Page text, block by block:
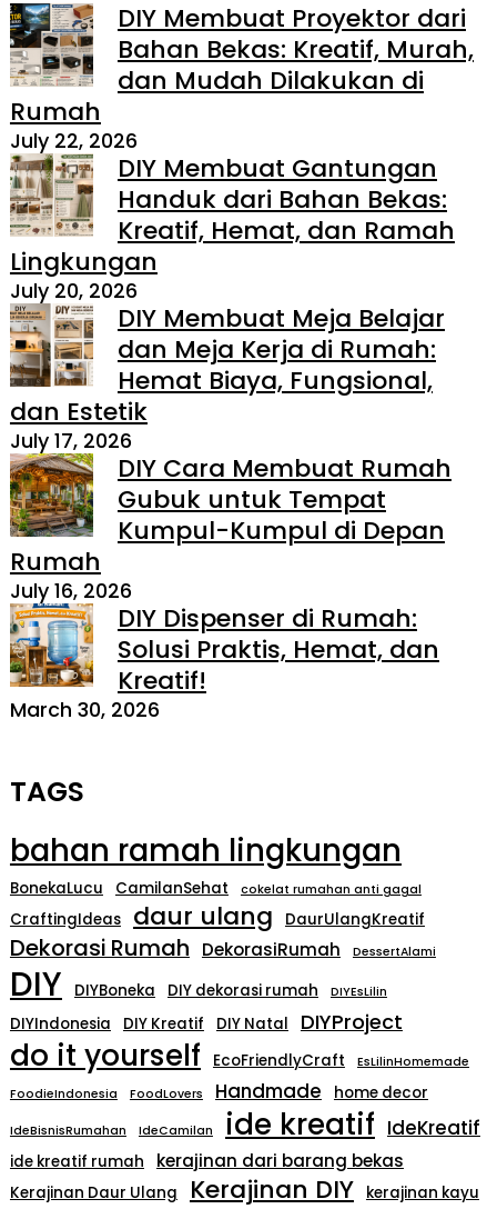
DIY Membuat Proyektor dari
Bahan Bekas: Kreatif, Murah,
dan Mudah Dilakukan di
Rumah
July 22, 2026
DIY Membuat Gantungan
Handuk dari Bahan Bekas:
Kreatif, Hemat, dan Ramah
Lingkungan
July 20, 2026
DIY Membuat Meja Belajar
dan Meja Kerja di Rumah:
Hemat Biaya, Fungsional,
dan Estetik
July 17, 2026
DIY Cara Membuat Rumah
Gubuk untuk Tempat
Kumpul-Kumpul di Depan
Rumah
July 16, 2026
DIY Dispenser di Rumah:
Solusi Praktis, Hemat, dan
Kreatif!
March 30, 2026
TAGS
bahan ramah lingkungan
BonekaLucu CamilanSehat cokelat rumahan anti gagal
CraftingIdeas daur ulang DaurUlangKreatif
Dekorasi Rumah DekorasiRumah DessertAlami
DIY DIYBoneka DIY dekorasi rumah DIYEsLilin
DIYIndonesia DIY Kreatif DIY Natal DIYProject
do it yourself EcoFriendlyCraft
EsLilinHomemade
FoodieIndonesia
FoodLovers Handmade home decor
IdeBisnisRumahan IdeCamilan ide kreatif IdeKreatif
ide kreatif rumah kerajinan dari barang bekas
Kerajinan Daur Ulang Kerajinan DIY
kerajinan kayu